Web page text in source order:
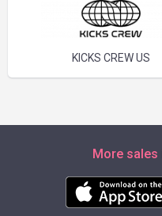
KICKS CREW US
More sales